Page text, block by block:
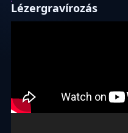
Lézergravírozás